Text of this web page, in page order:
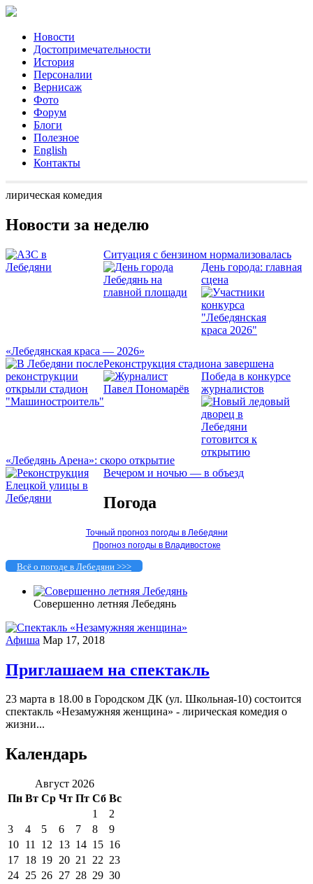
Новости
Достопримечательности
История
Персоналии
Вернисаж
Фото
Форум
Блоги
Полезное
English
Контакты
лирическая комедия
Новости за неделю
Ситуация с бензином нормализовалась
День города: главная
сцена
«Лебедянская краса — 2026»
Реконструкция стадиона завершена
Победа в конкурсе
журналистов
«Лебедянь Арена»: скоро открытие
Вечером и ночью — в объезд
Погода
Точный прогноз погоды в Лебедяни
Прогноз погоды в Владивостоке
Всё о погоде в Лебедяни >>>
Совершенно летняя Лебедянь
Афиша Мар 17, 2018
Приглашаем на спектакль
23 марта в 18.00 в Городском ДК (ул. Школьная-10) состоится
спектакль «Незамужняя женщина» - лирическая комедия о
жизни...
Календарь
Август 2026
Пн Вт Ср Чт Пт Сб Вс
1
2
3
4 5 6 7 8
9
10 11 12 13 14 15 16
17 18 19 20 21 22 23
24 25 26 27 28 29 30